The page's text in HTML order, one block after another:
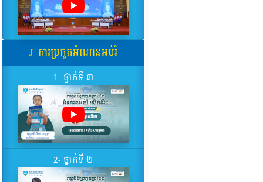
J- ការប្រកួតអំណានអប់រំ
1- ថ្នាក់ទី ៣
2- ថ្នាក់ទី ២